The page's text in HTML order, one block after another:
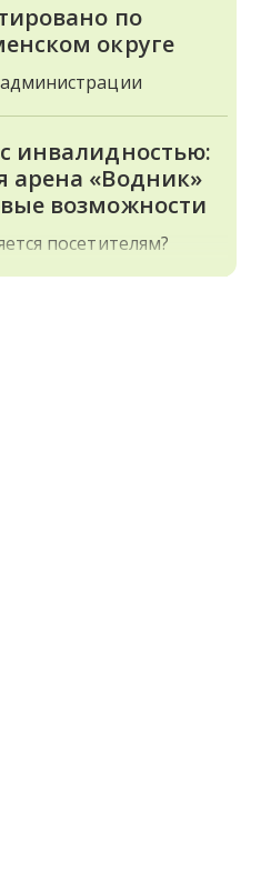
по
округе
инвалидностью:
арена «Водник»
возможности
посетителям?